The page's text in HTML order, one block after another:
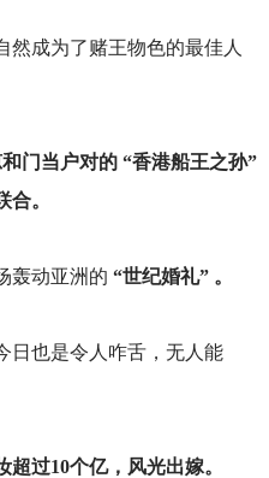
然成为了赌王物色的最佳人
门当户对的 “香港船王之孙”
。
轰动亚洲的 “世纪婚礼” 。
日也是令人咋舌，无人能
过10个亿，风光出嫁。